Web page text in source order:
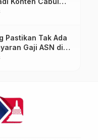
Pastikan Tak Ada
Gaji ASN di
Transfer ke